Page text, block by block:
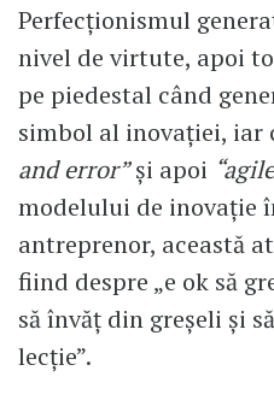
Perfecționismul
nivel de virtute, apoi
pe piedestal când
simbol al inovației, iar
and error”și apoi
modelului de inovație
antreprenor, această
fiind despre „e ok să
să învăț din greșeli și
lecție”.